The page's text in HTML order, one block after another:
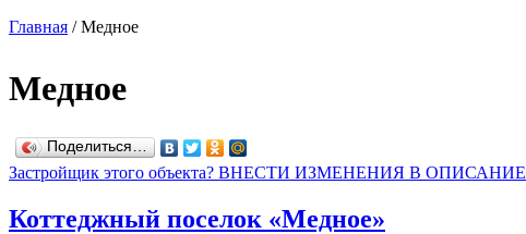
Главная /Медное
Медное
Поделиться…
Застройщик этого объекта? ВНЕСТИ ИЗМЕНЕНИЯ В ОПИСАНИЕ
Коттеджный поселок «Медное»